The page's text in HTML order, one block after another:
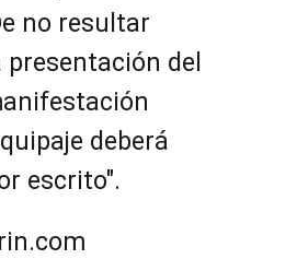
no resultar
presentación del
deberá
escrito".